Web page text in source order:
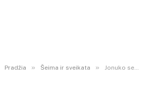
Pradžia » Šeima ir sveikata » Jonuko senelis – apie itin sunkią anūko ligą: „Darysime viską, kad valdžia į mus atkreiptų dėmesį“